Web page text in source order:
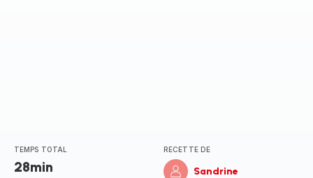
TEMPS TOTAL
28min
RECETTE DE
Sandrine